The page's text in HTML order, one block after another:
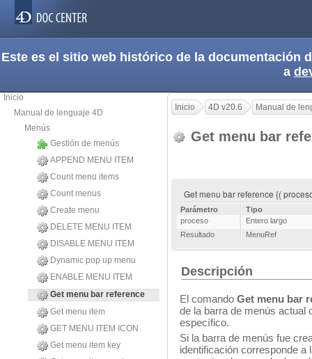
Este es el sitio web histórico de la documentación
a
Inicio
Manual de lenguaje 4D
Menús
Gestión de menús
APPEND MENU ITEM
Count menu items
Count menus
Create menu
DELETE MENU ITEM
DISABLE MENU ITEM
Dynamic pop up menu
ENABLE MENU ITEM
Get menu bar reference
Get menu item
GET MENU ITEM ICON
Get menu item key
Inicio 4D v20.6 Manual de
Get menu bar
Get menu bar reference {(
Parámetro
Tipo
proceso
Entero largo
Resultado
MenuRef
Descripción
El comando Get menu bar
de la barra de menús actual
específico.
Si la barra de menús fue
identificación corresponde a